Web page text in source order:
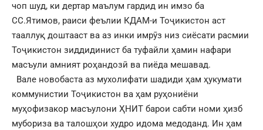
чоп шуд, ки дертар маълум гардид ин имзо ба
СС.Ятимов, раиси феълии КДАМ-и Тоҷикистон аст
тааллуқ доштааст ва аз инки имрӯз низ сиёсати расмии
Тоҷикистон зиддидинист ба туфайли ҳамин нафари
масъули амният роҳандозӣ ва пиёда мешавад.
Вале новобаста аз мухолифати шадиди ҳам ҳукумати
коммунистии Тоҷикистон ва ҳам руҳониёни
муҳофизакор масъулони ҲНИТ барои сабти номи ҳизб
мубориза ва талошҳои худро идома медоданд. Ин ҳам